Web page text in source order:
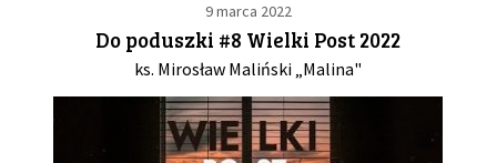
9 marca 2022
Do poduszki #8 Wielki Post 2022
ks. Mirosław Maliński „Malina"